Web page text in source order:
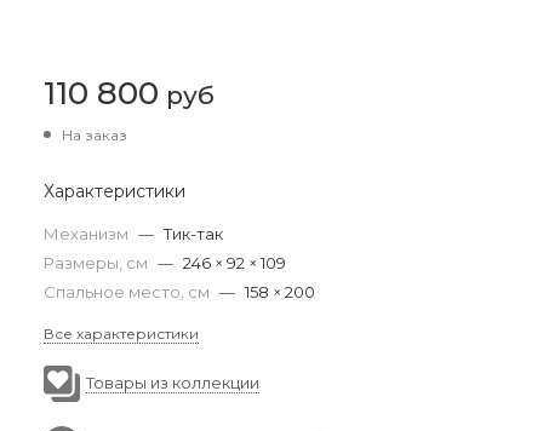
110 800 руб
На заказ
Характеристики
Механизм — Тик-так
Размеры, см — 246 × 92 × 109
Спальное место, см — 158 × 200
Все характеристики
Товары из коллекции